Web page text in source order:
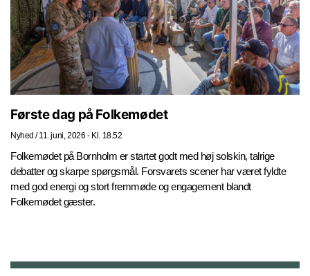
Første dag på Folkemødet
Nyhed / 11. juni, 2026 - Kl. 18.52
Folkemødet på Bornholm er startet godt med høj solskin, talrige
debatter og skarpe spørgsmål. Forsvarets scener har været fyldte
med god energi og stort fremmøde og engagement blandt
Folkemødet gæster.